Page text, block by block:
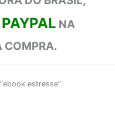
PAYPAL NA
COMPRA.
estresse”